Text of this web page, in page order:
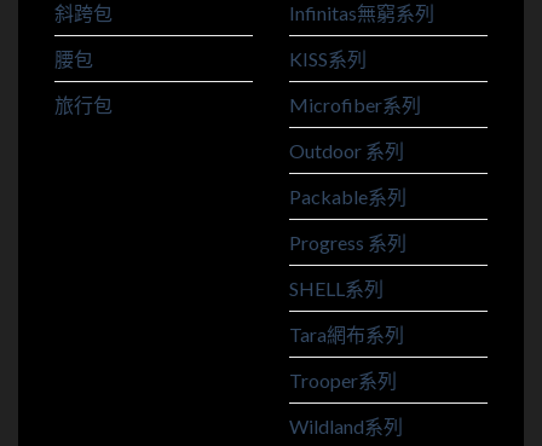
斜跨包
腰包
旅行包
Infinitas無窮系列
KISS系列
Microfiber系列
Outdoor 系列
Packable系列
Progress 系列
SHELL系列
Tara網布系列
Trooper系列
Wildland系列